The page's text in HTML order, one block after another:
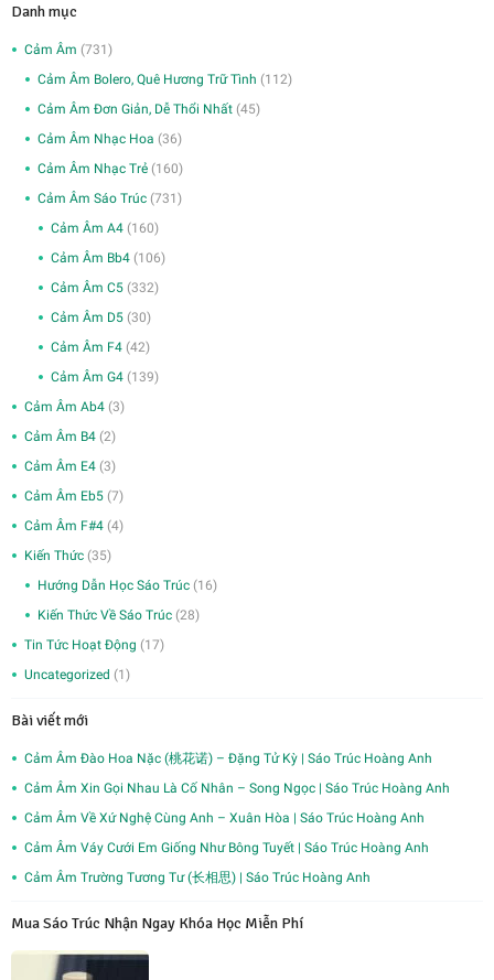
Danh mục
Cảm Âm (731)
Cảm Âm Bolero, Quê Hương Trữ Tình (112)
Cảm Âm Đơn Giản, Dễ Thổi Nhất (45)
Cảm Âm Nhạc Hoa (36)
Cảm Âm Nhạc Trẻ (160)
Cảm Âm Sáo Trúc (731)
Cảm Âm A4 (160)
Cảm Âm Bb4 (106)
Cảm Âm C5 (332)
Cảm Âm D5 (30)
Cảm Âm F4 (42)
Cảm Âm G4 (139)
Cảm Âm Ab4 (3)
Cảm Âm B4 (2)
Cảm Âm E4 (3)
Cảm Âm Eb5 (7)
Cảm Âm F#4 (4)
Kiến Thức (35)
Hướng Dẫn Học Sáo Trúc (16)
Kiến Thức Về Sáo Trúc (28)
Tin Tức Hoạt Động (17)
Uncategorized (1)
Bài viết mới
Cảm Âm Đào Hoa Nặc (桃花诺) – Đặng Tử Kỳ | Sáo Trúc Hoàng Anh
Cảm Âm Xin Gọi Nhau Là Cố Nhân – Song Ngọc | Sáo Trúc Hoàng Anh
Cảm Âm Về Xứ Nghệ Cùng Anh – Xuân Hòa | Sáo Trúc Hoàng Anh
Cảm Âm Váy Cưới Em Giống Như Bông Tuyết | Sáo Trúc Hoàng Anh
Cảm Âm Trường Tương Tư (长相思) | Sáo Trúc Hoàng Anh
Mua Sáo Trúc Nhận Ngay Khóa Học Miễn Phí